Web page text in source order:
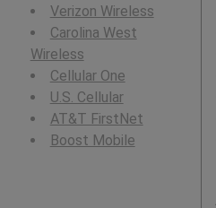
Verizon Wireless
Carolina West
Wireless
Cellular One
U.S. Cellular
AT&T FirstNet
Boost Mobile